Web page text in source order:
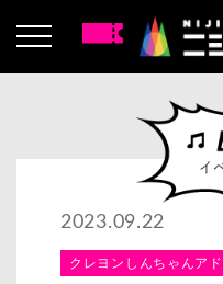
2023.09.22
クレヨンしんちゃんア